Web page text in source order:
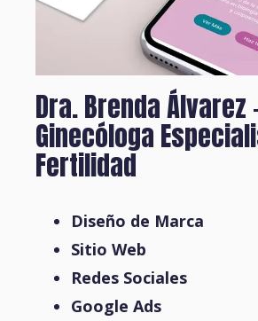
Dra. Brenda Álvarez
Ginecóloga
Fertilidad
Diseño de Marca
Sitio Web
Redes Sociales
Google Ads